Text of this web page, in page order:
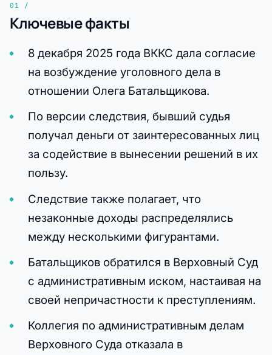
Ключевые факты
8 декабря 2025 года ВККС дала согласие
на возбуждение уголовного дела в
отношении Олега Батальщикова.
По версии следствия, бывший судья
получал деньги от заинтересованных лиц
за содействие в вынесении решений в их
пользу.
Следствие также полагает, что
незаконные доходы распределялись
между несколькими фигурантами.
Батальщиков обратился в Верховный Суд
с административным иском, настаивая на
своей непричастности к преступлениям.
Коллегия по административным делам
Верховного Суда отказала в